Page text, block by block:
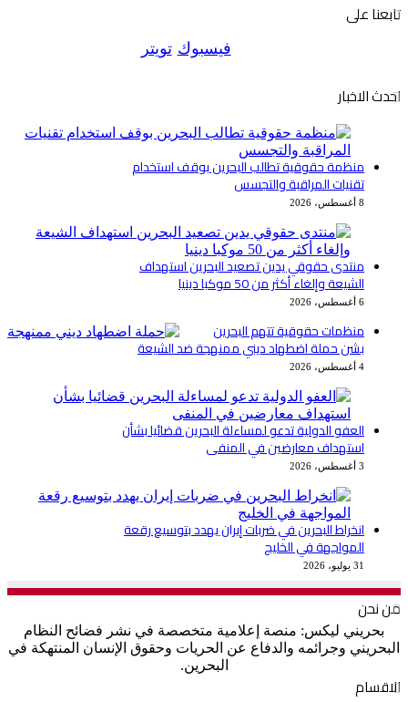
تابعنا على
فيسبوك تويتر
احدث الاخبار
منظمة حقوقية تطالب البحرين بوقف استخدام
تقنيات المراقبة والتجسس
8 أغسطس، 2026
منتدى حقوقي يدين تصعيد البحرين استهداف
الشيعة وإلغاء أكثر من 50 موكبا دينيا
6 أغسطس، 2026
منظمات حقوقية تتهم البحرين
بشن حملة اضطهاد ديني ممنهجة ضد الشيعة
4 أغسطس، 2026
العفو الدولية تدعو لمساءلة البحرين قضائيا بشأن
استهداف معارضين في المنفى
3 أغسطس، 2026
انخراط البحرين في ضربات إيران يهدد بتوسيع رقعة
المواجهة في الخليج
31 يوليو، 2026
من نحن
بحريني ليكس: منصة إعلامية متخصصة في نشر فضائح النظام
البحريني وجرائمه والدفاع عن الحريات وحقوق الإنسان المنتهكة في
البحرين.
الاقسام